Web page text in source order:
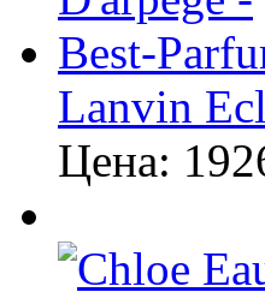
Lanvin
Цена: